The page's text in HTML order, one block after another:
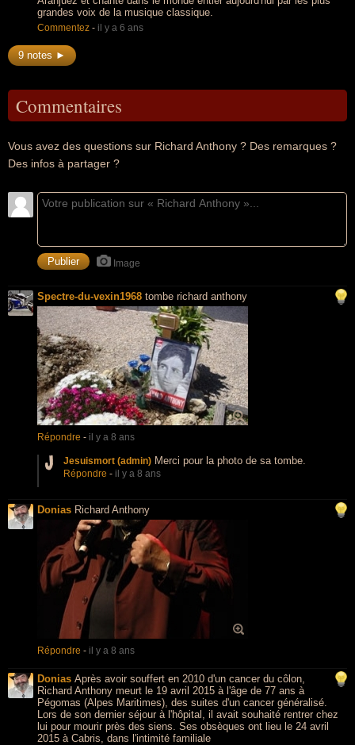
grandes voix de la musique classique.
Commentez - il y a 6 ans
9 notes ►
Commentaires
Vous avez des questions sur Richard Anthony ? Des remarques ?
Des infos à partager ?
Image
Spectre-du-vexin1968 tombe richard anthony
Répondre - il y a 8 ans
Jesuismort (admin) Merci pour la photo de sa tombe.
Répondre - il y a 8 ans
Donias Richard Anthony
Répondre - il y a 8 ans
Donias Après avoir souffert en 2010 d'un cancer du côlon,
Richard Anthony meurt le 19 avril 2015 à l'âge de 77 ans à
Pégomas (Alpes Maritimes), des suites d'un cancer généralisé.
Lors de son dernier séjour à l'hôpital, il avait souhaité rentrer chez
lui pour mourir près des siens. Ses obsèques ont lieu le 24 avril
2015 à Cabris, dans l'intimité familiale